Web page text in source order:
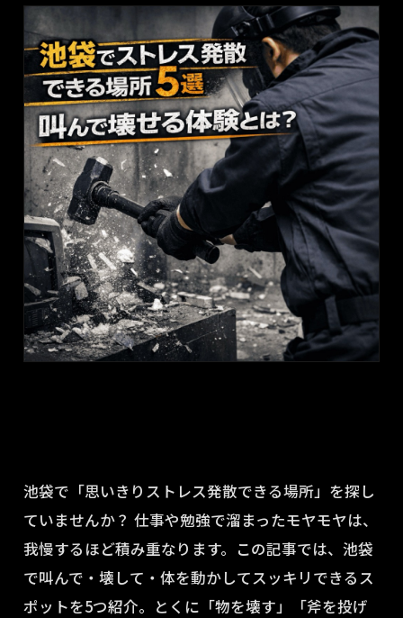
池袋で「思いきりストレス発散できる場所」を探し
ていませんか？ 仕事や勉強で溜まったモヤモヤは、
我慢するほど積み重なります。この記事では、池袋
で叫んで・壊して・体を動かしてスッキリできるス
ポットを5つ紹介。とくに「物を壊す」「斧を投げ